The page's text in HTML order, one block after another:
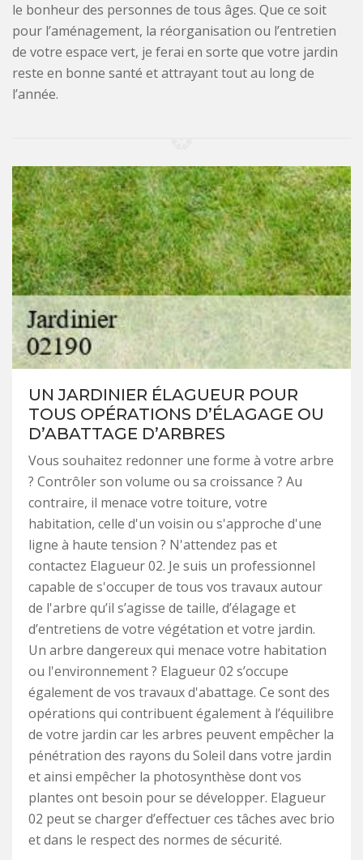
le bonheur des personnes de tous âges. Que ce soit
pour l’aménagement, la réorganisation ou l’entretien
de votre espace vert, je ferai en sorte que votre jardin
reste en bonne santé et attrayant tout au long de
l’année.
UN JARDINIER ÉLAGUEUR POUR
TOUS OPÉRATIONS D’ÉLAGAGE OU
D’ABATTAGE D’ARBRES
Vous souhaitez redonner une forme à votre arbre
? Contrôler son volume ou sa croissance ? Au
contraire, il menace votre toiture, votre
habitation, celle d'un voisin ou s'approche d'une
ligne à haute tension ? N'attendez pas et
contactez Elagueur 02. Je suis un professionnel
capable de s'occuper de tous vos travaux autour
de l'arbre qu’il s’agisse de taille, d’élagage et
d’entretiens de votre végétation et votre jardin.
Un arbre dangereux qui menace votre habitation
ou l'environnement ? Elagueur 02 s’occupe
également de vos travaux d'abattage. Ce sont des
opérations qui contribuent également à l’équilibre
de votre jardin car les arbres peuvent empêcher la
pénétration des rayons du Soleil dans votre jardin
et ainsi empêcher la photosynthèse dont vos
plantes ont besoin pour se développer. Elagueur
02 peut se charger d’effectuer ces tâches avec brio
et dans le respect des normes de sécurité.